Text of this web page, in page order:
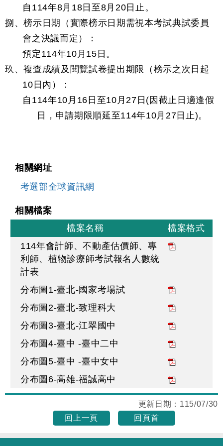
自114年8月18日至8月20日止。
捌、榜示日期（實際榜示日期需視本考試典試委員
會之決議而定）：
預定114年10月15日。
玖、複查成績及閱覽試卷提出期限（榜示之次日起
10日內）：
自114年10月16日至10月27日(因截止日適逢假
日，申請期限順延至114年10月27日止)。
相關網址
考選部全球資訊網
相關檔案
檔案名稱
檔案格式
114年會計師、不動產估價師、專
利師、植物診療師考試報名人數統
計表
分布圖1-臺北-國家考場試
分布圖2-臺北-致理科大
分布圖3-臺北-江翠國中
分布圖4-臺中 -臺中二中
分布圖5-臺中 -臺中女中
分布圖6-高雄-福誠高中
更新日期： 115/07/30
回上一頁
回頁首